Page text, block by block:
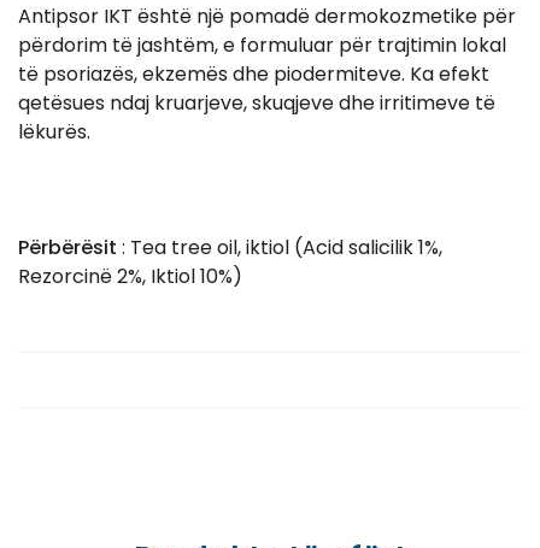
Antipsor IKT është një pomadë dermokozmetike për
përdorim të jashtëm, e formuluar për trajtimin lokal
të psoriazës, ekzemës dhe piodermiteve. Ka efekt
qetësues ndaj kruarjeve, skuqjeve dhe irritimeve të
lëkurës.
Përbërësit : Tea tree oil, iktiol (Acid salicilik 1%,
Rezorcinë 2%, Iktiol 10%)